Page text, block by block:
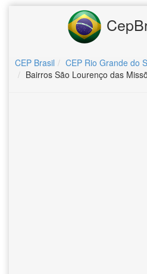
CEP Brasil
CEP Rio Grande do
Bairros São Lourenço das